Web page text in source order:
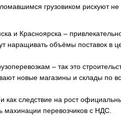
грузовиком рискуют
и Красноярска –
наращивать объёмы поставок в
– так это
новые магазины и склады по
следствие на рост
махинации перевозчиков с НДС.